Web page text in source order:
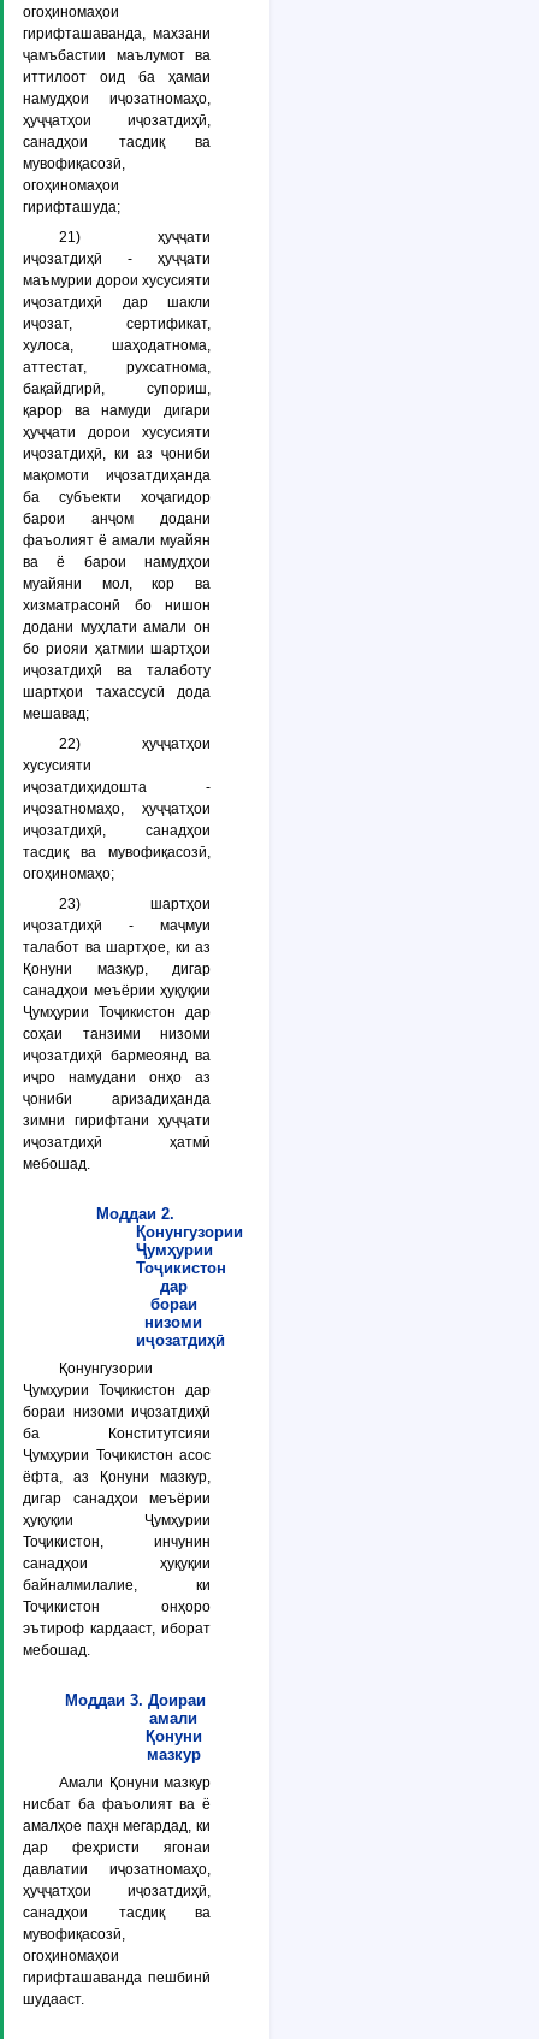
огоҳиномаҳои
гирифташаванда, махзани
ҷамъбастии маълумот ва
иттилоот оид ба ҳамаи
намудҳои иҷозатномаҳо,
ҳуҷҷатҳои иҷозатдиҳӣ,
санадҳои тасдиқ ва
мувофиқасозӣ,
огоҳиномаҳои
гирифташуда;
21) ҳуҷҷати
иҷозатдиҳӣ - ҳуҷҷати
маъмурии дорои хусусияти
иҷозатдиҳӣ дар шакли
иҷозат, сертификат,
хулоса, шаҳодатнома,
аттестат, рухсатнома,
бақайдгирӣ, супориш,
қарор ва намуди дигари
ҳуҷҷати дорои хусусияти
иҷозатдиҳӣ, ки аз ҷониби
мақомоти иҷозатдиҳанда
ба субъекти хоҷагидор
барои анҷом додани
фаъолият ё амали муайян
ва ё барои намудҳои
муайяни мол, кор ва
хизматрасонӣ бо нишон
додани муҳлати амали он
бо риояи ҳатмии шартҳои
иҷозатдиҳӣ ва талаботу
шартҳои тахассусӣ дода
мешавад;
22) ҳуҷҷатҳои
хусусияти
иҷозатдиҳидошта -
иҷозатномаҳо, ҳуҷҷатҳои
иҷозатдиҳӣ, санадҳои
тасдиқ ва мувофиқасозӣ,
огоҳиномаҳо;
23) шартҳои
иҷозатдиҳӣ - маҷмуи
талабот ва шартҳое, ки аз
Қонуни мазкур, дигар
санадҳои меъёрии ҳуқуқии
Ҷумҳурии Тоҷикистон дар
соҳаи танзими низоми
иҷозатдиҳӣ бармеоянд ва
иҷро намудани онҳо аз
ҷониби аризадиҳанда
зимни гирифтани ҳуҷҷати
иҷозатдиҳӣ ҳатмӣ
мебошад.
Моддаи 2.
Қонунгузории
Ҷумҳурии
Тоҷикистон
дар
бораи
низоми
иҷозатдиҳӣ
Қонунгузории
Ҷумҳурии Тоҷикистон дар
бораи низоми иҷозатдиҳӣ
ба Конститутсияи
Ҷумҳурии Тоҷикистон асос
ёфта, аз Қонуни мазкур,
дигар санадҳои меъёрии
ҳуқуқии Ҷумҳурии
Тоҷикистон, инчунин
санадҳои ҳуқуқии
байналмилалие, ки
Тоҷикистон онҳоро
эътироф кардааст, иборат
мебошад.
Моддаи 3. Доираи
амали
Қонуни
мазкур
Амали Қонуни мазкур
нисбат ба фаъолият ва ё
амалҳое паҳн мегардад, ки
дар феҳристи ягонаи
давлатии иҷозатномаҳо,
ҳуҷҷатҳои иҷозатдиҳӣ,
санадҳои тасдиқ ва
мувофиқасозӣ,
огоҳиномаҳои
гирифташаванда пешбинӣ
шудааст.